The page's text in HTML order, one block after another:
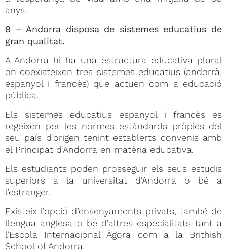
anys.
8 – Andorra disposa de sistemes educatius de
gran qualitat.
A Andorra hi ha una estructura educativa plural
on coexisteixen tres sistemes educatius (andorrà,
espanyol i francès) que actuen com a educació
pública.
Els sistemes educatius espanyol i francès es
regeixen per les normes estàndards pròpies del
seu país d’origen tenint establerts convenis amb
el Principat d’Andorra en matèria educativa.
Els estudiants poden prosseguir els seus estudis
superiors a la universitat d’Andorra o bé a
l’estranger.
Existeix l’opció d’ensenyaments privats, també de
llengua anglesa o bé d’altres especialitats tant a
l’Escola Internacional Àgora com a la Brithish
School of Andorra.